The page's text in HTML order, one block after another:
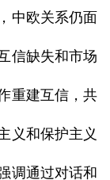
中欧关系仍面
信缺失和市场
重建互信，共
义和保护主义
调通过对话和